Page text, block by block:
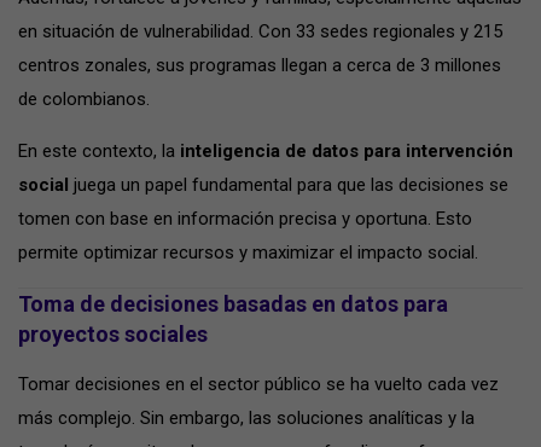
en situación de vulnerabilidad. Con 33 sedes regionales y 215
centros zonales, sus programas llegan a cerca de 3 millones
de colombianos.
En este contexto, la inteligencia de datos para intervención
social juega un papel fundamental para que las decisiones se
tomen con base en información precisa y oportuna. Esto
permite optimizar recursos y maximizar el impacto social.
Toma de decisiones basadas en datos para
proyectos sociales
Tomar decisiones en el sector público se ha vuelto cada vez
más complejo. Sin embargo, las soluciones analíticas y la